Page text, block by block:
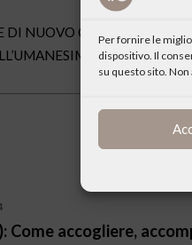
Per fornire le
dispositivo. Il
su questo sito.
DI NUOVO CULTURA LA
Come accogliere,